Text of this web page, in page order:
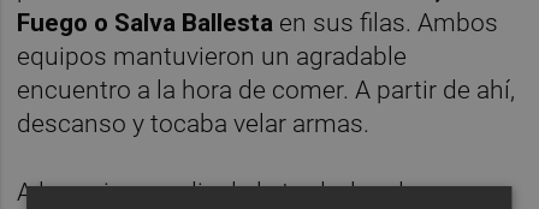
Fuego o Salva Ballesta en sus filas. Ambos
equipos mantuvieron un agradable
encuentro a la hora de comer. A partir de ahí,
descanso y tocaba velar armas.
A las seis y media de la tarde, los dos